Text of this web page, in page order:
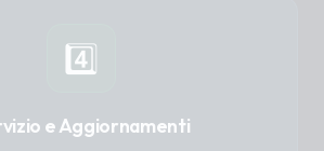
4️⃣
e Aggiornamenti